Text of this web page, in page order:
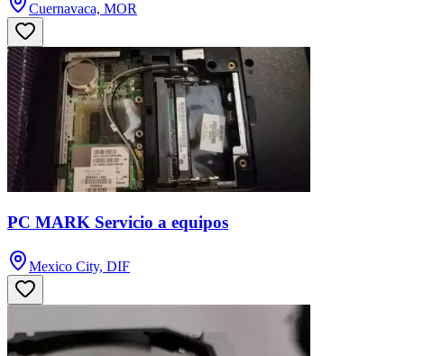
Cuernavaca, MOR
PC MARK Servicio a equipos
Mexico City, DIF